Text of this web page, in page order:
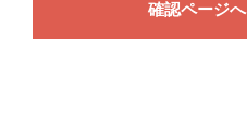
確認ページへ